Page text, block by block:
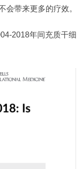
会带来更多的疗效。
2018年间充质干细